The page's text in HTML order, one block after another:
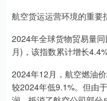
航空货运运营环境的重要
2024年全球货物贸易量
月)，该指数累计增长
2024年12月，航空燃油
较2024年低9.1%。但由